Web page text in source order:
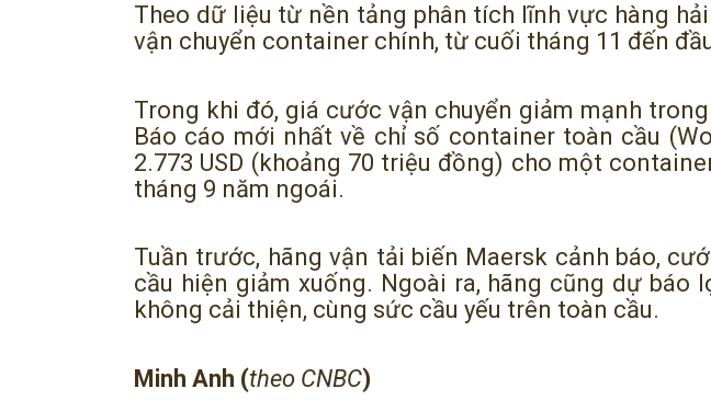
Theo dữ liệu từ nền tảng phân tích lĩnh vực hàng
vận chuyển container chính, từ cuối tháng 11 đến
Trong khi đó, giá cước vận chuyển giảm mạnh
Báo cáo mới nhất về chỉ số container toàn cầu
2.773 USD (khoảng 70 triệu đồng) cho một
tháng 9 năm ngoái.
Tuần trước, hãng vận tải biến Maersk cảnh báo,
cầu hiện giảm xuống. Ngoài ra, hãng cũng dự
không cải thiện, cùng sức cầu yếu trên toàn cầu.
Minh Anh (theo CNBC)